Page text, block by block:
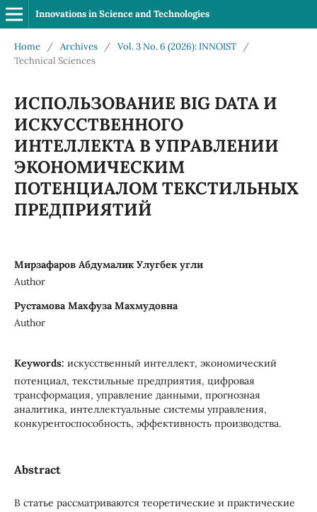
Innovations in Science and Technologies
Home / Archives / Vol. 3 No. 6 (2026): INNOIST
/
Technical Sciences
ИСПОЛЬЗОВАНИЕ BIG DATA И
ИСКУССТВЕННОГО
ИНТЕЛЛЕКТА В УПРАВЛЕНИИ
ЭКОНОМИЧЕСКИМ
ПОТЕНЦИАЛОМ ТЕКСТИЛЬНЫХ
ПРЕДПРИЯТИЙ
Мирзафаров Абдумалик Улугбек угли
Author
Рустамова Махфуза Махмудовна
Author
Keywords: искусственный интеллект, экономический
потенциал, текстильные предприятия, цифровая
трансформация, управление данными, прогнозная
аналитика, интеллектуальные системы управления,
конкурентоспособность, эффективность производства.
Abstract
В статье рассматриваются теоретические и практические